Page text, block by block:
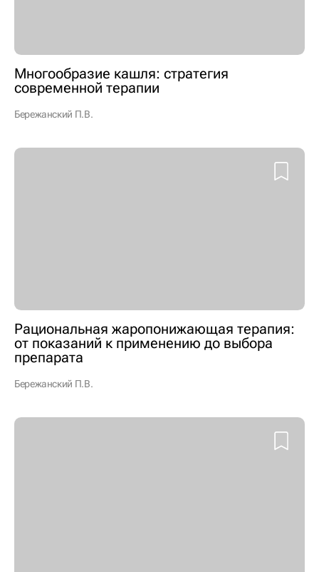
Многообразие кашля: стратегия
современной терапии
Бережанский П.В.
Рациональная жаропонижающая терапия:
от показаний к применению до выбора
препарата
Бережанский П.В.